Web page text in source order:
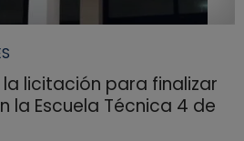
la licitación para finalizar
la Escuela Técnica 4 de